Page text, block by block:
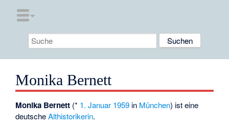
Monika Bernett
Monika Bernett (* 1. Januar 1959 in München) ist eine
deutscheAlthistorikerin.